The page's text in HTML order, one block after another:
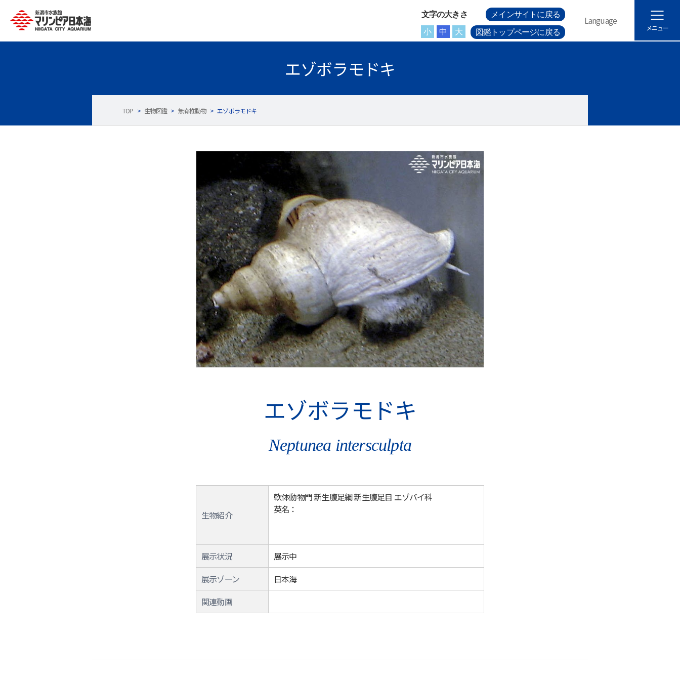
文字の大きさ
小
中 大
メインサイトに戻る
図鑑トップページに戻る
Language
メニュー
エゾボラモドキ
TOP > 生物図鑑 > 無脊椎動物 > エゾボラモドキ
エゾボラモドキ
Neptunea intersculpta
生物紹介
軟体動物門 新生腹足綱 新生腹足目 エゾバイ科
英名：
展示状況
展示中
展示ゾーン
日本海
関連動画